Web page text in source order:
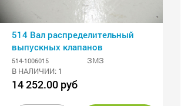
514 Вал распределительный
выпускных клапанов
514-1006015
ЗМЗ
В НАЛИЧИИ: 1
14 252.00 руб